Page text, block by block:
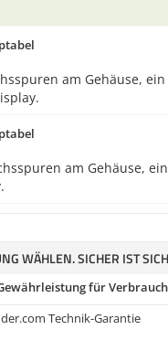
am Gehäuse,
am Gehäuse,
WÄHLEN. SICHER IST
für
Technik-Garantie